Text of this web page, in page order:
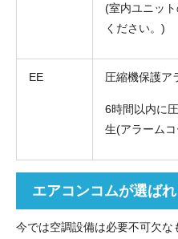
(室内ユニッ
ください。)
EE 圧縮機保護ア
6時間以内に
生(アラーム
エアコンコムが選ば
今では空調設備は必要不可欠